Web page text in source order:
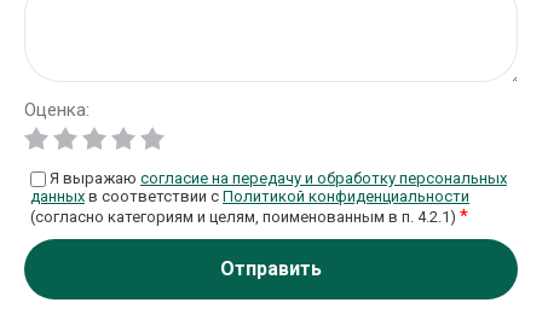
Оценка:
Я выражаю согласие на передачу и обработку персональных
данных в соответствии с Политикой конфиденциальности
(согласно категориям и целям, поименованным в п. 4.2.1) *
Отправить